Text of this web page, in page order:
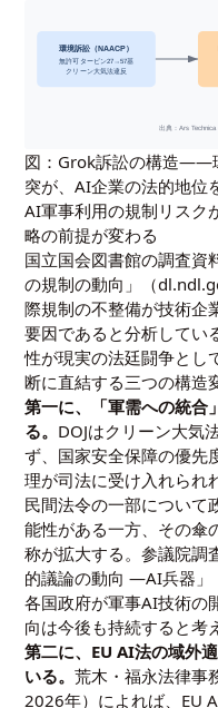
環境訴訟（NAACP）
無許可タービン27→57基
クリーン大気法違反
出典：Ars Technica
図：Grok訴訟の構造——
突が、AI企業の法的地位
AI軍事利用の規制リス
略の前提が変わる
国立国会図書館の調査資
の規制の動向」（
際規制の不整備が技術企
要因であると分析してい
性が現実の法廷闘争とし
断に直結する三つの構造
第一に、「軍需への統合
る。 DOJはクリーン大気
ず、国家安全保障の優先
理が司法に受け入れられ
民間法令の一部について
能性がある一方、その傘
称が拡大する。参議院調
的議論の動向 ―AI兵器」
各国政府が軍事AI技術の
向は今後も持続すると考
第二に、EU AI法の域外
いる。荒木・福永法律事
2026年）によれば、EU